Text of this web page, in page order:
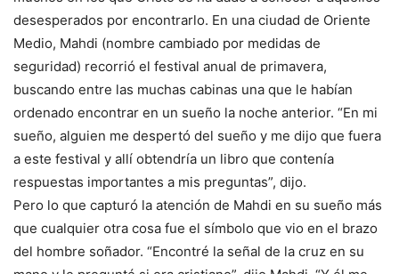
desesperados por encontrarlo. En una ciudad de Oriente
Medio, Mahdi (nombre cambiado por medidas de
seguridad) recorrió el festival anual de primavera,
buscando entre las muchas cabinas una que le habían
ordenado encontrar en un sueño la noche anterior. “En mi
sueño, alguien me despertó del sueño y me dijo que fuera
a este festival y allí obtendría un libro que contenía
respuestas importantes a mis preguntas”, dijo.
Pero lo que capturó la atención de Mahdi en su sueño más
que cualquier otra cosa fue el símbolo que vio en el brazo
del hombre soñador. “Encontré la señal de la cruz en su